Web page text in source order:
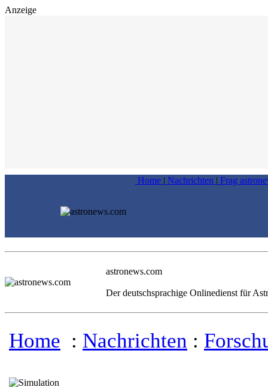
Anzeige
Home | Nachrichten | Frag
astronews.com
Der deutschsprachige Onlinedienst für
Home : Nachrichten :